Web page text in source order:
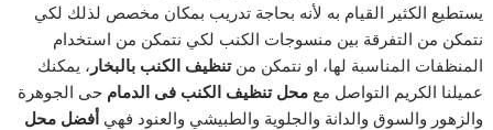
يستطيع الكثير القيام به لأنه بحاجة تدريب بمكان مخصص لذلك لكي
نتمكن من التفرقة بين منسوجات الكنب لكي نتمكن من استخدام
المنظفات المناسبة لها، او نتمكن منتنظيف الكنب بالبخار ، يمكنك
عميلنا الكريم التواصل معمحل تنظيف الكنب فى الدمام حى الجوهرة
والزهور والسوق والدانة والجلوية والطبيشي والعنود فهيأفضل محل